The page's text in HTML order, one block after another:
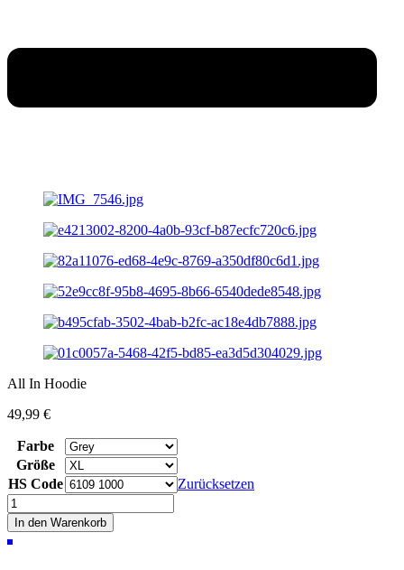
All In Hoodie
49,99 €
Farbe
Größe
HS Code
Zurücksetzen
All
In
Hoodie
Menge
In den Warenkorb